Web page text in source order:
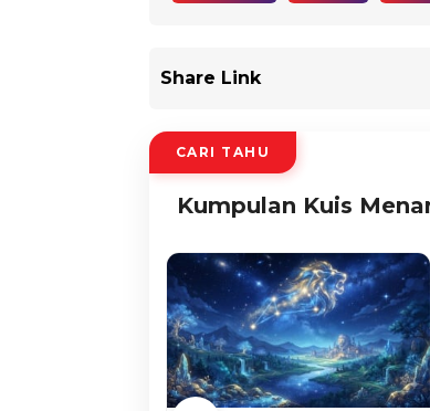
Share Link
CARI TAHU
Kumpulan Kuis